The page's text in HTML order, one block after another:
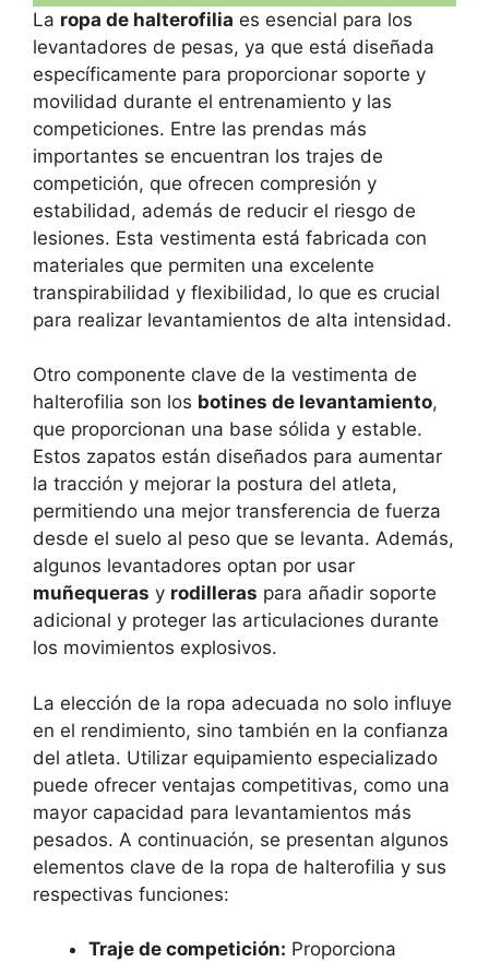
La ropa de halterofilia es esencial para los
levantadores de pesas, ya que está diseñada
específicamente para proporcionar soporte y
movilidad durante el entrenamiento y las
competiciones. Entre las prendas más
importantes se encuentran los trajes de
competición, que ofrecen compresión y
estabilidad, además de reducir el riesgo de
lesiones. Esta vestimenta está fabricada con
materiales que permiten una excelente
transpirabilidad y flexibilidad, lo que es crucial
para realizar levantamientos de alta intensidad.
Otro componente clave de la vestimenta de
halterofilia son los botines de levantamiento,
que proporcionan una base sólida y estable.
Estos zapatos están diseñados para aumentar
la tracción y mejorar la postura del atleta,
permitiendo una mejor transferencia de fuerza
desde el suelo al peso que se levanta. Además,
algunos levantadores optan por usar
muñequeras y rodilleras para añadir soporte
adicional y proteger las articulaciones durante
los movimientos explosivos.
La elección de la ropa adecuada no solo influye
en el rendimiento, sino también en la confianza
del atleta. Utilizar equipamiento especializado
puede ofrecer ventajas competitivas, como una
mayor capacidad para levantamientos más
pesados. A continuación, se presentan algunos
elementos clave de la ropa de halterofilia y sus
respectivas funciones:
Traje de competición: Proporciona